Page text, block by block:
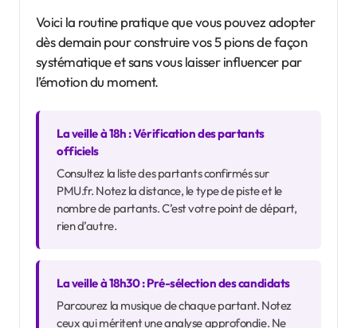
Voici la routine pratique que vous pouvez adopter
dès demain pour construire vos 5 pions de façon
systématique et sans vous laisser influencer par
l’émotion du moment.
La veille à 18h : Vérification des partants
officiels
Consultez la liste des partants confirmés sur
PMU.fr. Notez la distance, le type de piste et le
nombre de partants. C’est votre point de départ,
rien d’autre.
La veille à 18h30 : Pré-sélection des candidats
Parcourez la musique de chaque partant. Notez
ceux qui méritent une analyse approfondie. Ne